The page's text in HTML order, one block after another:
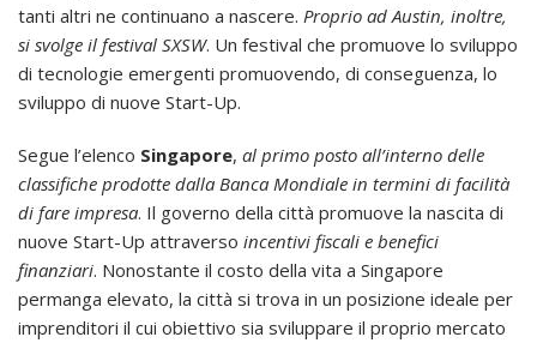
tanti altri ne continuano a nascere. Proprio ad Austin, inoltre,
si svolge il festival SXSW. Un festival che promuove lo sviluppo
di tecnologie emergenti promuovendo, di conseguenza, lo
sviluppo di nuove Start-Up.
Segue l’elenco Singapore, al primo posto all’interno delle
classifiche prodotte dalla Banca Mondiale in termini di facilità
di fare impresa. Il governo della città promuove la nascita di
nuove Start-Up attraverso incentivi fiscali e benefici
finanziari. Nonostante il costo della vita a Singapore
permanga elevato, la città si trova in un posizione ideale per
imprenditori il cui obiettivo sia sviluppare il proprio mercato